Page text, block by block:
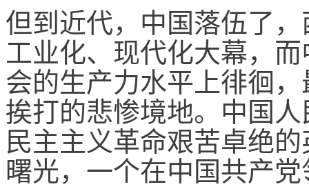
但到近代，中国落伍了
工业化、现代化大幕，
会的生产力水平上徘徊
挨打的悲惨境地。中国
民主主义革命艰苦卓绝
曙光，一个在中国共产